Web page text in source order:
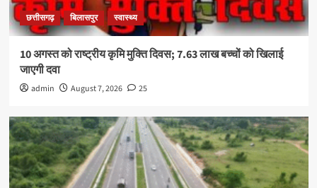
छत्तीसगढ़ बिलासपुर स्वास्थ्य
10 अगस्त को राष्ट्रीय कृमि मुक्ति दिवस; 7.63 लाख बच्चों को खिलाई
जाएगी दवा
admin August 7, 2026 25